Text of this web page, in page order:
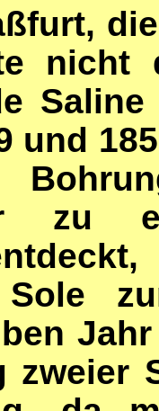
nicht
und
zu
Sole
zweier